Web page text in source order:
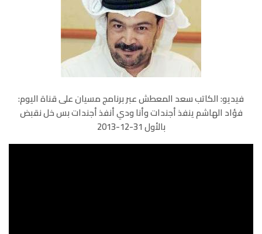
فيديو: الكاتب سعد المعطش عبر برنامج مسيان على قناة اليوم:
فؤاد الهاشم ينفذ أجندات وأنا ودي أنفذ أجندات بس خل نقبض
بالأول 31-12-2013